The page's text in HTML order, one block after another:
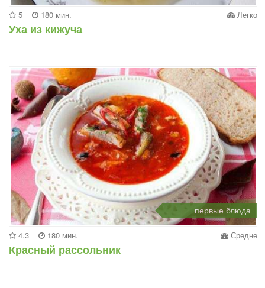
5 180 мин. Легко
Уха из кижуча
первые блюда
4.3 180 мин. Средне
Красный рассольник